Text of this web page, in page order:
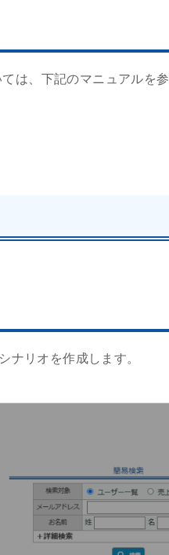
は、下記のマニュアルを参
リオを作成します。